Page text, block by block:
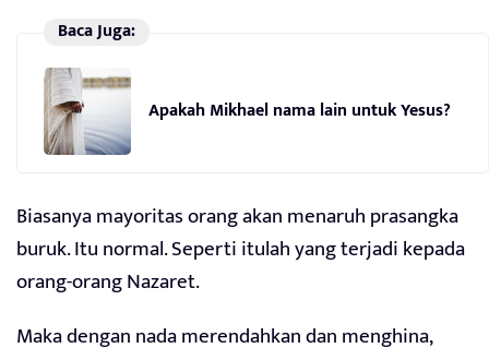
Baca Juga:
Apakah Mikhael nama lain untuk Yesus?
Biasanya mayoritas orang akan menaruh prasangka
buruk. Itu normal. Seperti itulah yang terjadi kepada
orang-orang Nazaret.
Maka dengan nada merendahkan dan menghina,